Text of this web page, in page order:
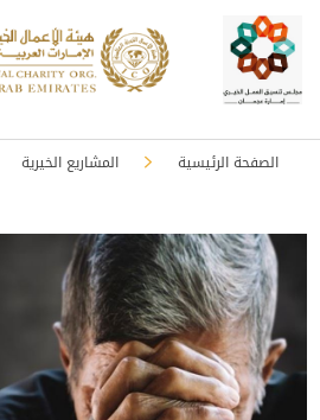
الصفحة الرئيسية المشاريع الخيرية